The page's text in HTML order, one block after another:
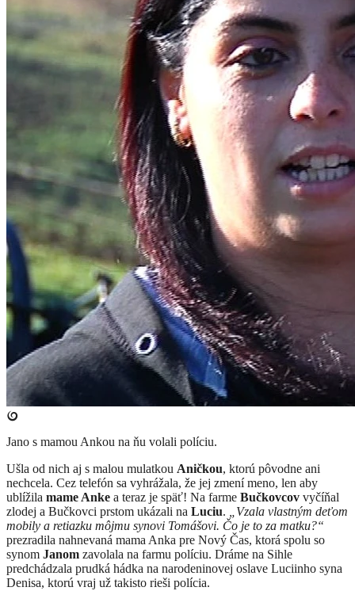
Jano s mamou Ankou na ňu volali políciu.
Ušla od nich aj s malou mulatkou Aničkou, ktorú pôvodne ani
nechcela. Cez telefón sa vyhrážala, že jej zmení meno, len aby
ublížila mame Anke a teraz je späť! Na farme Bučkovcov vyčíňal
zlodej a Bučkovci prstom ukázali na Luciu.
„Vzala vlastným deťom
mobily a retiazku môjmu synovi Tomášovi. Čo je to za matku?“
prezradila nahnevaná mama Anka pre Nový Čas, ktorá spolu so
synom Janom zavolala na farmu políciu. Dráme na Sihle
predchádzala prudká hádka na narodeninovej oslave Luciinho syna
Denisa, ktorú vraj už takisto rieši polícia.